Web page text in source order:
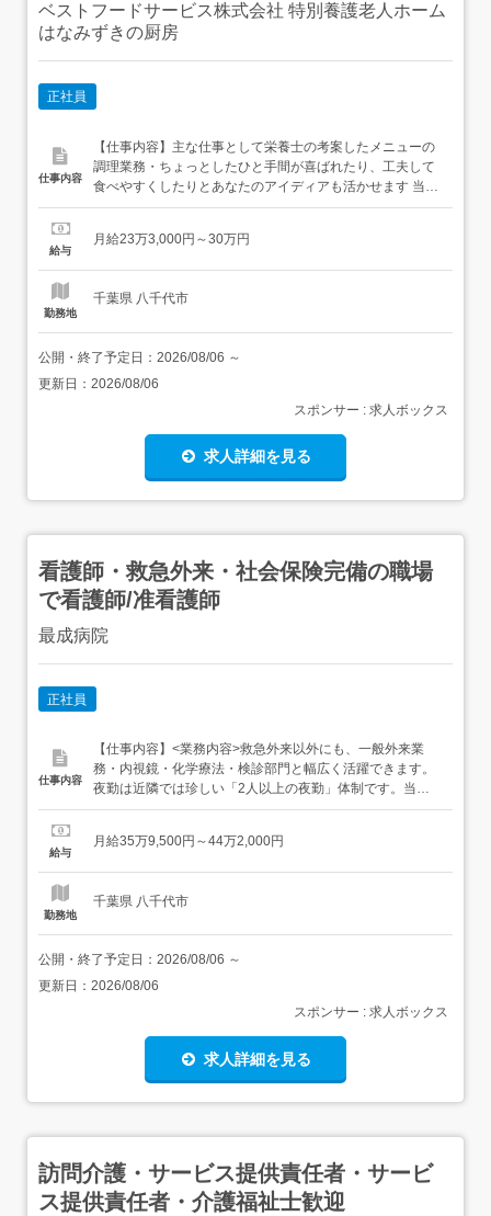
ベストフードサービス株式会社 特別養護老人ホーム
はなみずきの厨房
正社員
仕事内容
【仕事内容】主な仕事として栄養士の考案したメニューの
調理業務・ちょっとしたひと手間が喜ばれたり、工夫して
食べやすくしたりとあなたのアイディアも活かせます 当社
が委託を受けている施設は約75施設で統括・管理のために
所の距離感が近く、安心して仕事ができます 本社と営業所
給与
月給23万3,000円～30万円
勤務地
千葉県 八千代市
公開・終了予定日： 2026/08/06 ～
更新日： 2026/08/06
スポンサー : 求人ボックス
求人詳細を見る
看護師・救急外来・社会保険完備の職場
で看護師/准看護師
最成病院
正社員
仕事内容
【仕事内容】<業務内容>救急外来以外にも、一般外来業
務・内視鏡・化学療法・検診部門と幅広く活躍できます。
夜勤は近隣では珍しい「2人以上の夜勤」体制です。当番
日はさらに増員されます。緊急手術等に入ることはなく外
処置(注射、点滴、採血など)・検査説明・内視鏡検査の介
給与
月給35万9,500円～44万2,000円
勤務地
千葉県 八千代市
公開・終了予定日： 2026/08/06 ～
更新日： 2026/08/06
スポンサー : 求人ボックス
求人詳細を見る
訪問介護・サービス提供責任者・サービ
ス提供責任者・介護福祉士歓迎